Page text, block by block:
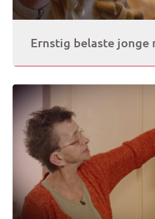
Ernstig belaste jonge